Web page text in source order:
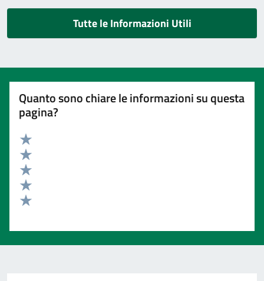
Tutte le Informazioni Utili
Quanto sono chiare le informazioni su questa
pagina?
Valuta 5 stelle su 5
Valuta 4 stelle su 5
Valuta 3 stelle su 5
Valuta 2 stelle su 5